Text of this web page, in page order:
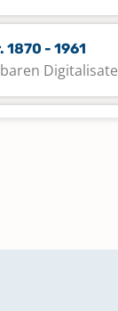
1870 - 1961
Digitalisate